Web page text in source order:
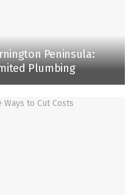
Peninsula:
Plumbing